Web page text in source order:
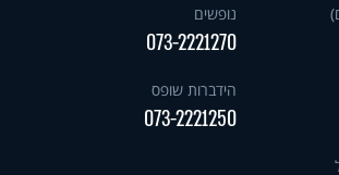
נופשים
073-2221270
הידברות שופס
073-2221250